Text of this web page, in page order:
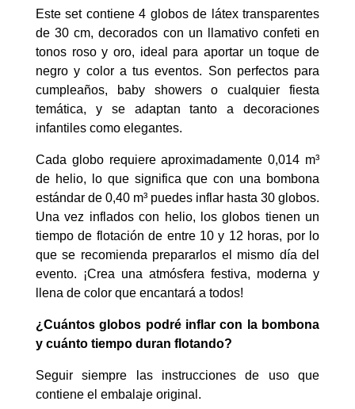
Este set contiene 4 globos de látex transparentes
de 30 cm, decorados con un llamativo confeti en
tonos roso y oro, ideal para aportar un toque de
negro y color a tus eventos. Son perfectos para
cumpleaños, baby showers o cualquier fiesta
temática, y se adaptan tanto a decoraciones
infantiles como elegantes.
Cada globo requiere aproximadamente 0,014 m³
de helio, lo que significa que con una bombona
estándar de 0,40 m³ puedes inflar hasta 30 globos.
Una vez inflados con helio, los globos tienen un
tiempo de flotación de entre 10 y 12 horas, por lo
que se recomienda prepararlos el mismo día del
evento. ¡Crea una atmósfera festiva, moderna y
llena de color que encantará a todos!
¿Cuántos globos podré inflar con la bombona
y cuánto tiempo duran flotando?
Seguir siempre las instrucciones de uso que
contiene el embalaje original.